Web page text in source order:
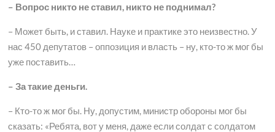
– Вопрос никто не ставил, никто не поднимал?
– Может быть, и ставил. Науке и практике это неизвестно. У
нас 450 депутатов – оппозиция и власть – ну, кто-то ж мог бы
уже поставить…
– За такие деньги.
– Кто-то ж мог бы. Ну, допустим, министр обороны мог бы
сказать: «Ребята, вот у меня, даже если солдат с солдатом